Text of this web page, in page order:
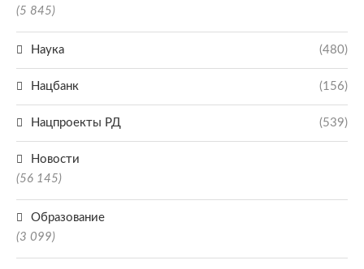
(5 845)
Наука (480)
Нацбанк (156)
Нацпроекты РД (539)
Новости
(56 145)
Образование
(3 099)